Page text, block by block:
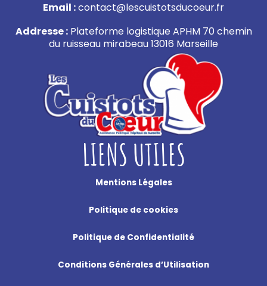
Email :contact@lescuistotsducoeur.fr
Addresse :Plateforme logistique APHM 70 chemin
du ruisseau mirabeau 13016 Marseille
LIENS UTILES
Mentions Légales
Politique de cookies
Politique de Confidentialité
Conditions Générales d’Utilisation